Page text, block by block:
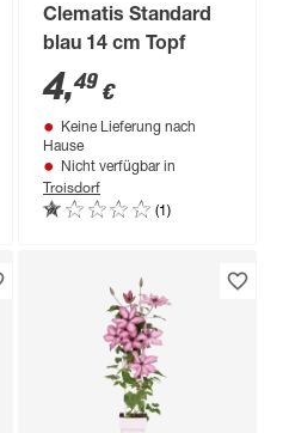
Clematis Standard
blau 14 cm Topf
4,49 €
Keine Lieferung nach
Hause
Nicht verfügbar in
Troisdorf
(1)